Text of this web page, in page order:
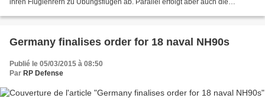
Germany finalises order for 18 naval NH90s
Publié le 05/03/2015 à 08:50
Par RP Defense